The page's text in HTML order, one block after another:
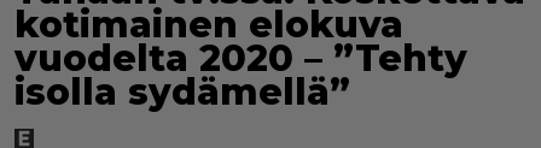
kotimainen elokuva
vuodelta 2020 – ”Tehty
isolla sydämellä”